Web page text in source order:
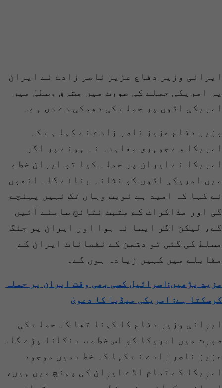
ایرانی وزیر دفاع عزیز ناصر زادے نے ایران
پر امریکی حملے کی صورت میں مشرق وسطیٰ میں
امریکی اڈوں پر حملے کی دھمکی دے دی ہے۔
وزیر دفاع عزیز ناصر زادے نے کہا ہے کہ
امریکا سے جوہری معاہدہ نہ ہونے پر اگر
امریکا نے ایران پر حملہ کیا تو ایران خطے
میں امریکی اڈوں کو نشانہ بنائے گا۔ انھوں
نے کہا کہ امید ہے نوبت وہاں تک نہیں پہنچے
گی اور مذاکرات کے مثبت نتائج سامنے آئیں
گے، لیکن اگر ایسا نہ ہوا اور ایران پر جنگ
مسلط کی گئی تو دشمن کے نقصانات ایران کے
مقابلے میں کہیں زیادہ ہوں گے۔
مزید پڑھیں:اسرائیل کسی بھی وقت ایران پر حملہ
کرسکتا ہے: امریکی میڈیا کا دعویٰ
ایرانی وزیر دفاع کا کہنا تھا کہ حملے کی
صورت میں امریکا کو اس خطے سے نکلنا پڑے گا۔
عزیز ناصر زادے نے کہا کہ خطے میں موجود
امریکا کے تمام اڈے ایران کی پہنچ میں ہیں،